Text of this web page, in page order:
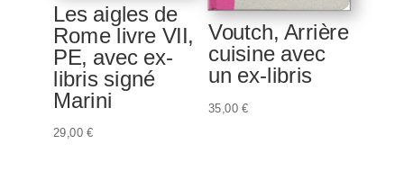
Les aigles de
Rome livre VII,
PE, avec ex-
libris signé
Marini
29,00 €
Voutch, Arrière
cuisine avec
un ex-libris
35,00 €